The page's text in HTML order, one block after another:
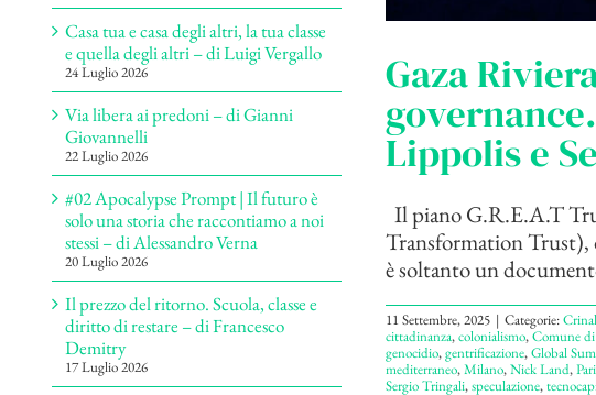
Gaza
Lippolis e
Il piano G.R.E.A.T
Transformation Trust),
è soltanto un
11 Settembre, 2025 | Categorie:
cittadinanza,colonialismo,Comune di
genocidio,gentrificazione,Global
mediterraneo,Milano,Nick Land,
Sergio Tringali,speculazione,
Casa tua e casa degli altri, la tua classe
e quella degli altri – di Luigi Vergallo
24 Luglio 2026
Via libera ai predoni – di Gianni
Giovannelli
22 Luglio 2026
#02 Apocalypse Prompt | Il futuro è
solo una storia che raccontiamo a noi
stessi – di Alessandro Verna
20 Luglio 2026
Il prezzo del ritorno. Scuola, classe e
diritto di restare – di Francesco
Demitry
17 Luglio 2026